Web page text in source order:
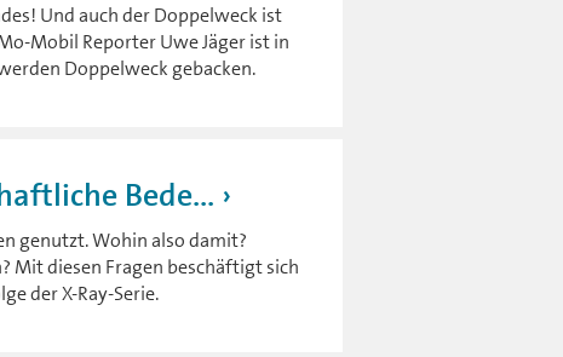
Und auch der Doppelweck ist
Mobil Reporter Uwe Jäger ist in
Doppelweck gebacken.
Bede...
genutzt. Wohin also damit?
Mit diesen Fragen beschäftigt sich
der X-Ray-Serie.